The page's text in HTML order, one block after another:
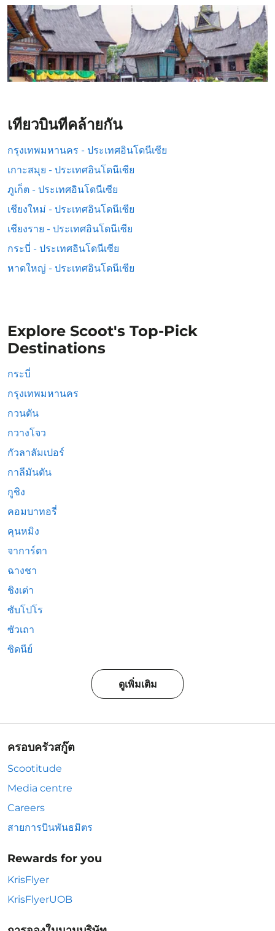
เที่ยวบินที่คล้ายกัน
กรุงเทพมหานคร - ประเทศอินโดนีเซีย
เกาะสมุย - ประเทศอินโดนีเซีย
ภูเก็ต - ประเทศอินโดนีเซีย
เชียงใหม่ - ประเทศอินโดนีเซีย
เชียงราย - ประเทศอินโดนีเซีย
กระบี่ - ประเทศอินโดนีเซีย
หาดใหญ่ - ประเทศอินโดนีเซีย
Explore Scoot's Top-Pick
Destinations
กระบี่
กรุงเทพมหานคร
กวนตัน
กวางโจว
กัวลาลัมเปอร์
กาลีมันตัน
กูชิง
คอมบาทอรี่
คุนหมิง
จาการ์ตา
ฉางชา
ชิงเต่า
ซับโปโร
ซัวเถา
ซิดนีย์
ดูเพิ่มเติม
ครอบครัวสกู๊ต
Scootitude
Media centre
Careers
สายการบินพันธมิตร
Rewards for you
KrisFlyer
KrisFlyerUOB